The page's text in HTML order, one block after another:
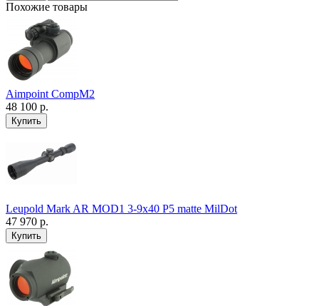
Похожие товары
Aimpoint CompM2
48 100 р.
Leupold Mark AR MOD1 3-9x40 P5 matte MilDot
47 970 р.